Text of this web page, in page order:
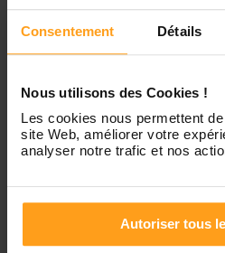
Consentement Détails
Nous utilisons des Cookies !
Les cookies nous permettent
site Web, améliorer votre
analyser notre trafic et nos
Autoriser tous
Soukaina
Baby-sitter disponible à
Bonjour, Je me suis inscrite à ce